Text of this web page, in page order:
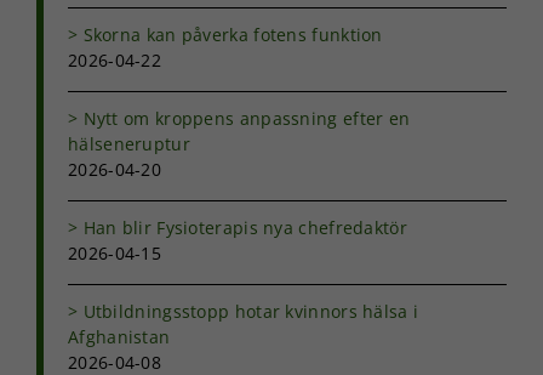
Skorna kan påverka fotens funktion
2026-04-22
Nytt om kroppens anpassning efter en
hälseneruptur
2026-04-20
Han blir Fysioterapis nya chefredaktör
2026-04-15
Utbildningsstopp hotar kvinnors hälsa i
Afghanistan
2026-04-08
Marknadsföring
Genom att dela
beteende när du
surfar ökar du
anpassat innehåll
och erbjudanden.